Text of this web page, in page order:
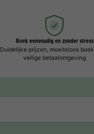
Boek eenvoudig en zonder stress
Duidelijke prijzen, moeiteloos
veilige betaalomgeving